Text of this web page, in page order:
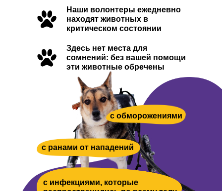
Здесь нет места для
сомнений: без вашей помощи
эти животные обречены
Наши волонтеры ежедневно
находят животных в
критическом состоянии
с ранами от нападений
с обморожениями
с инфекциями, которые